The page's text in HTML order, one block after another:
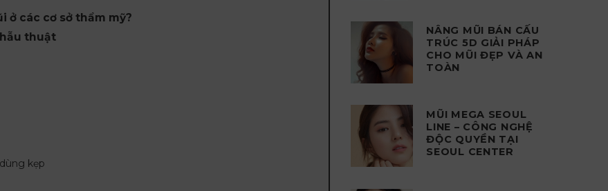
ở các cơ sở thẩm mỹ?
thuật
kẹp
NÂNG MŨI BÁN CẤU
TRÚC 5D GIẢI PHÁP
CHO MŨI ĐẸP VÀ AN
TOÀN
MŨI MEGA SEOUL
LINE – CÔNG NGHỆ
ĐỘC QUYỀN TẠI
SEOUL CENTER